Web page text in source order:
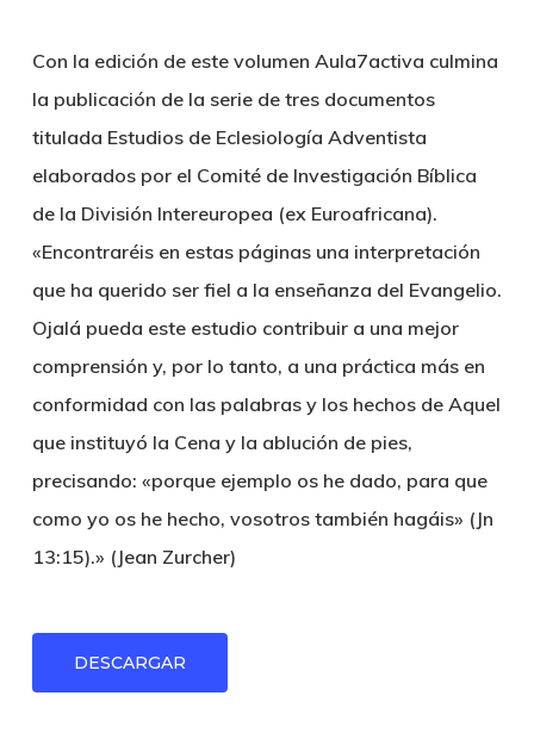
Con la edición de este volumen Aula7activa culmina
la publicación de la serie de tres documentos
titulada Estudios de Eclesiología Adventista
elaborados por el Comité de Investigación Bíblica
de la División Intereuropea (ex Euroafricana).
«Encontraréis en estas páginas una interpretación
que ha querido ser fiel a la enseñanza del Evangelio.
Ojalá pueda este estudio contribuir a una mejor
comprensión y, por lo tanto, a una práctica más en
conformidad con las palabras y los hechos de Aquel
que instituyó la Cena y la ablución de pies,
precisando: «porque ejemplo os he dado, para que
como yo os he hecho, vosotros también hagáis» (Jn
13:15).» (Jean Zurcher)
DESCARGAR